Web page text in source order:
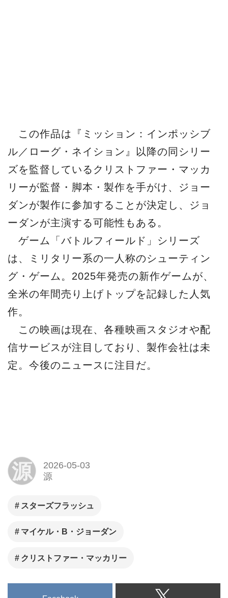
この作品は『ミッション：インポッシブ
ル／ローグ・ネイション』以降の同シリー
ズを監督しているクリストファー・マッカ
リーが監督・脚本・製作を手がけ、ジョー
ダンが製作に参加することが決定し、ジョ
ーダンが主演する可能性もある。
ゲーム「バトルフィールド」シリーズ
は、ミリタリー系の一人称のシューティン
グ・ゲーム。2025年発売の新作ゲームが、
全米の年間売り上げトップを記録した人気
作。
この映画は現在、各種映画スタジオや配
信サービスが注目しており、製作会社は未
定。今後のニュースに注目だ。
源
2026-05-03
源
スターズフラッシュ
マイケル・B・ジョーダン
クリストファー・マッカリー